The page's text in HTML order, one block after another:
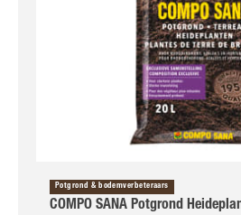
Potgrond & bodemverbeteraars
COMPO SANA Potgrond